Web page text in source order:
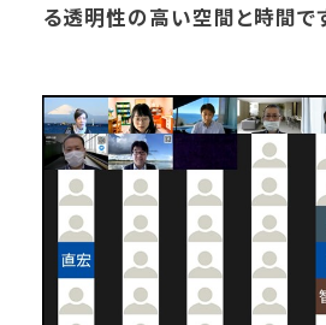
る透明性の高い空間と時間で